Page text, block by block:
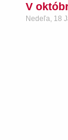
V
Nedeľa, 18